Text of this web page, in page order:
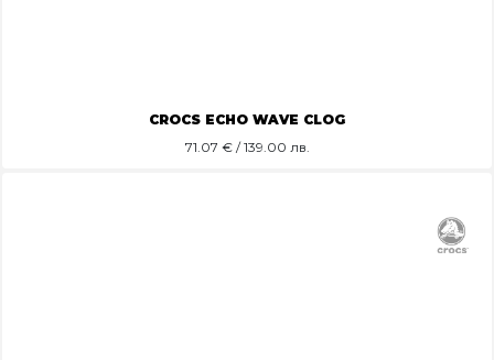
CROCS ECHO WAVE CLOG
71.07 € / 139.00 лв.